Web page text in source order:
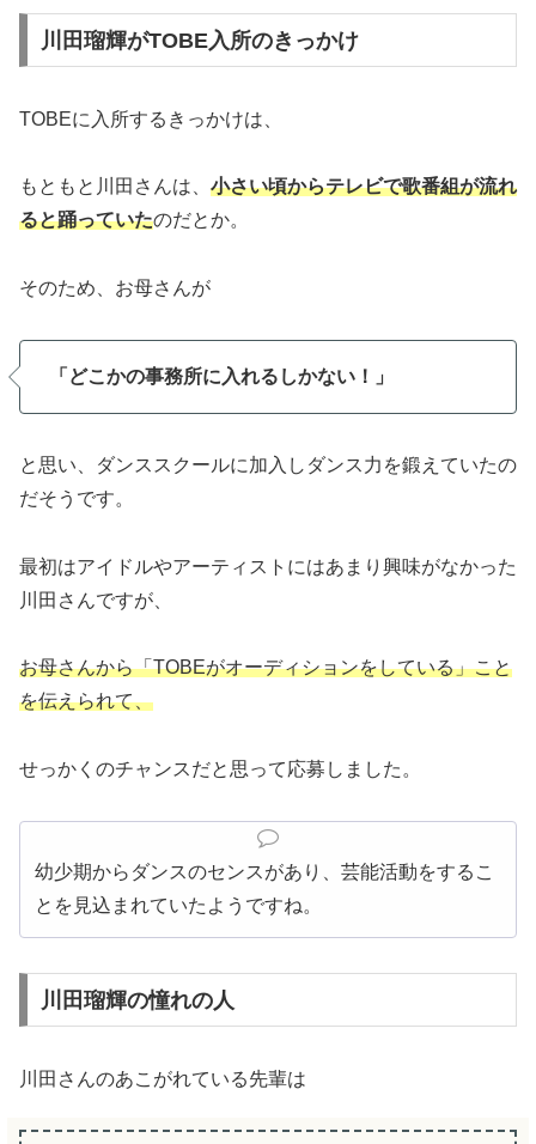
川田瑠輝がTOBE入所のきっかけ
TOBEに入所するきっかけは、
もともと川田さんは、 小さい頃からテレビで歌番組が流れ
ると踊っていたのだとか。
そのため、お母さんが
「どこかの事務所に入れるしかない！」
と思い、ダンススクールに加入しダンス力を鍛えていたの
だそうです。
最初はアイドルやアーティストにはあまり興味がなかった
川田さんですが、
お母さんから「TOBEがオーディションをしている」こと
を伝えられて、
せっかくのチャンスだと思って応募しました。
幼少期からダンスのセンスがあり、芸能活動をするこ
とを見込まれていたようですね。
川田瑠輝の憧れの人
川田さんのあこがれている先輩は